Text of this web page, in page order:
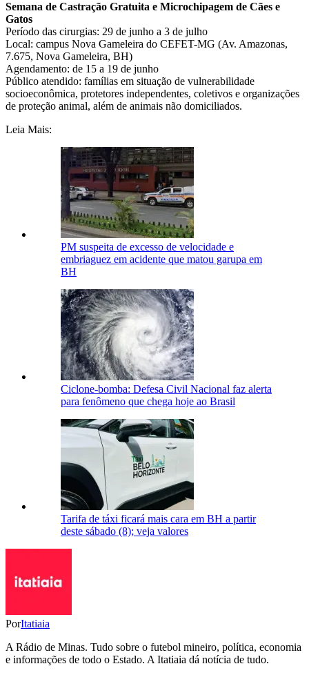
Semana de Castração Gratuita e Microchipagem de Cães e
Gatos
Período das cirurgias: 29 de junho a 3 de julho
Local: campus Nova Gameleira do CEFET-MG (Av. Amazonas,
7.675, Nova Gameleira, BH)
Agendamento: de 15 a 19 de junho
Público atendido: famílias em situação de vulnerabilidade
socioeconômica, protetores independentes, coletivos e organizações
de proteção animal, além de animais não domiciliados.
Leia Mais:
PM suspeita de excesso de velocidade e
embriaguez em acidente que matou garupa em
BH
Ciclone-bomba: Defesa Civil Nacional faz alerta
para fenômeno que chega hoje ao Brasil
Tarifa de táxi ficará mais cara em BH a partir
deste sábado (8); veja valores
PorItatiaia
A Rádio de Minas. Tudo sobre o futebol mineiro, política, economia
e informações de todo o Estado. A Itatiaia dá notícia de tudo.